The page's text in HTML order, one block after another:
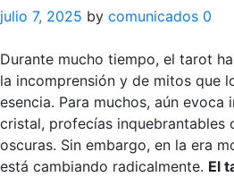
julio 7, 2025 by comunicados 0
Durante mucho tiempo, el tarot
la incomprensión y de mitos que
esencia. Para muchos, aún evoca
cristal, profecías inquebrantables
oscuras. Sin embargo, en la era
está cambiando radicalmente. El